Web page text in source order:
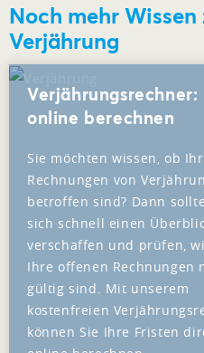
Noch mehr Wissen
Verjährung
Verjährungsrechner:
online berechnen
Sie möchten wissen, ob
Rechnungen von
betroffen sind? Dann
sich schnell einen
verschaffen und prüfen,
Ihre offenen Rechnungen
gültig sind. Mit unserem
kostenfreien
können Sie Ihre Fristen